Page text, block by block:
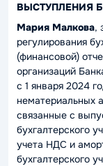
ВЫСТУПЛЕНИЯ
Мария Малкова,
регулирования
(финансовой)
организаций
с 1 января 2024
нематериальных
связанные с
бухгалтерского
учета НДС и
бухгалтерского